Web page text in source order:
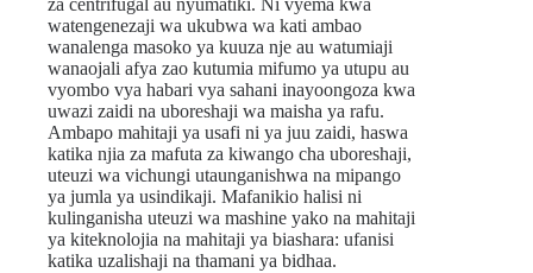
za centrifugal au nyumatiki. Ni vyema kwa
watengenezaji wa ukubwa wa kati ambao
wanalenga masoko ya kuuza nje au watumiaji
wanaojali afya zao kutumia mifumo ya utupu au
vyombo vya habari vya sahani inayoongoza kwa
uwazi zaidi na uboreshaji wa maisha ya rafu.
Ambapo mahitaji ya usafi ni ya juu zaidi, haswa
katika njia za mafuta za kiwango cha uboreshaji,
uteuzi wa vichungi utaunganishwa na mipango
ya jumla ya usindikaji. Mafanikio halisi ni
kulinganisha uteuzi wa mashine yako na mahitaji
ya kiteknolojia na mahitaji ya biashara: ufanisi
katika uzalishaji na thamani ya bidhaa.